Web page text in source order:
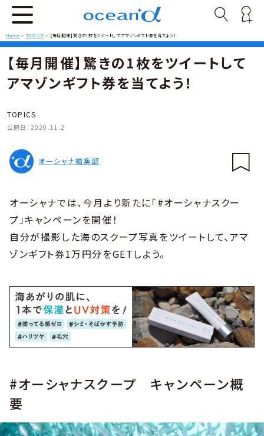
Home > TOPICS > 【毎月開催】驚きの1枚をツイートしてアマゾンギフト券を当てよう！
【毎月開催】驚きの1枚をツイートして
アマゾンギフト券を当てよう！
TOPICS
公開日： 2020.11.2
オーシャナ編集部
オーシャナでは、今月より新たに「#オーシャナスクー
プ」キャンペーンを開催！
自分が撮影した海のスクープ写真をツイートして、アマ
ゾンギフト券1万円分をGETしよう。
#オーシャナスクープ キャンペーン概
要